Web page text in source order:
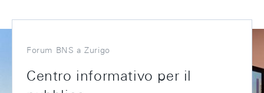
Forum BNS a Zurigo
Centro informativo per il